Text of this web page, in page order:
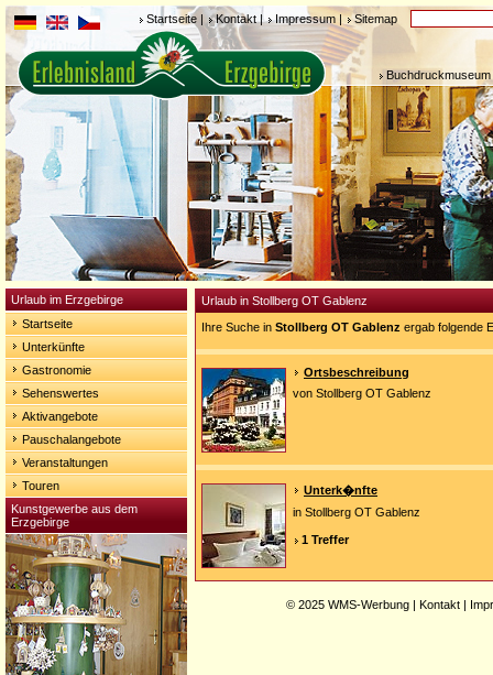
Startseite | Kontakt | Impressum | Sitemap
Urlaub im Erzgebirge
Startseite
Unterkünfte
Gastronomie
Sehenswertes
Aktivangebote
Pauschalangebote
Veranstaltungen
Touren
Kunstgewerbe aus dem
Erzgebirge
Urlaub in Stollberg OT Gablenz
Ihre Suche in Stollberg OT Gablenz ergab folgende
Ortsbeschreibung
von Stollberg OT Gablenz
Unterk�nfte
in Stollberg OT Gablenz
1 Treffer
© 2025 WMS-Werbung | Kontakt |